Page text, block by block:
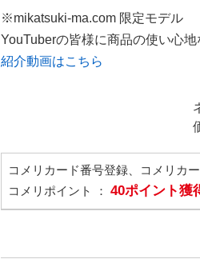
※mikatsuki-ma.com 限定モデル
YouTuberの皆様に商品の使い心
紹介動画はこちら
コメリカード番号登録、コメリカ
コメリポイント ： 40ポイント獲